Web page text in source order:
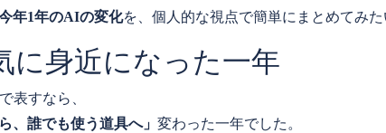
年1年のAIの変化を、個人的な視点で簡単にまとめてみた
に身近になった一年
表すなら、
、誰でも使う道具へ」 変わった一年でした。